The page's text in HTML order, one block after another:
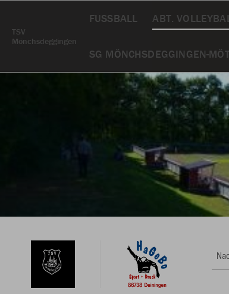
TSV
Mönchsdeggingen
FUSSBALL ABT.
SG MÖNCHSDEGGINGEN-